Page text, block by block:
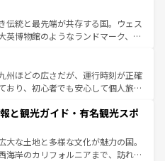
など、多彩な楽しみ方が可能だ。さ
にも魅力が溢れており、どの街角に
息づいている。パリ以外の個性あふ
こを歩いても飽きることがない。ベ
バイエルン州のアルプスの絶景、そ
イン畑といった風景は必見。ビール
験してほしい。 なお、新着の
ツ一覧を参照してほしい。
伝統と最先端が共存する国。ウェス
英博物館のようなランドマーク、歴
がある。また、優雅なアフタヌーン
はたまらない英国パブ、サッカー観
そできる体験も豊富。イギリスを旅
しい。
州ほどの広さだが、運行時刻が正確
おり、初心者でも安心して個人旅行
町や、スイスならではのユニークな
ス観光だけでなく町歩きも満喫する
所得が高いため物価も高いが、旅行
のサービスもあり、うまく活用すれ
と観光ガイド・有名観光スポ
大な土地と多様な文化が魅力の国。
海岸のカリフォルニアまで、訪れる